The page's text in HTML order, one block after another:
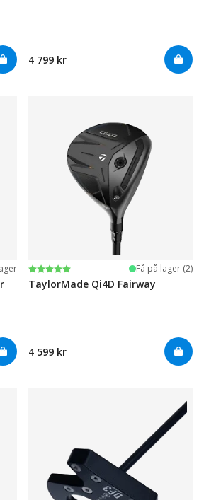
4 799 kr
Karakter:
5.0 av 5 mulige Få på lager (2)
TaylorMade Qi4D Fairway
4 599 kr